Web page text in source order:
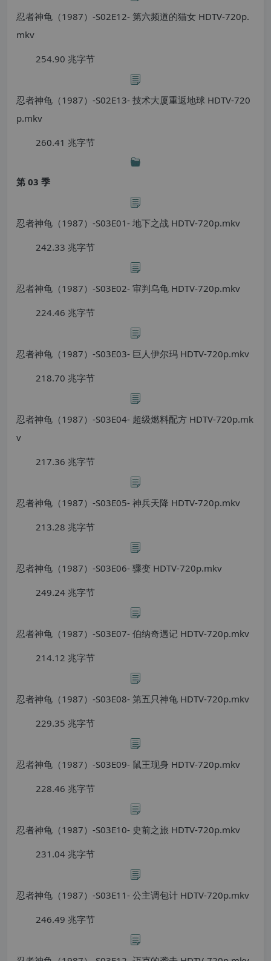
忍者神龟（1987）-S02E12- 第六频道的猫女 HDTV-720p.
mkv
254.90 兆字节
忍者神龟（1987）-S02E13- 技术大厦重返地球 HDTV-720
p.mkv
260.41 兆字节
第 03 季
忍者神龟（1987）-S03E01- 地下之战 HDTV-720p.mkv
242.33 兆字节
忍者神龟（1987）-S03E02- 审判乌龟 HDTV-720p.mkv
224.46 兆字节
忍者神龟（1987）-S03E03- 巨人伊尔玛 HDTV-720p.mkv
218.70 兆字节
忍者神龟（1987）-S03E04- 超级燃料配方 HDTV-720p.mk
v
217.36 兆字节
忍者神龟（1987）-S03E05- 神兵天降 HDTV-720p.mkv
213.28 兆字节
忍者神龟（1987）-S03E06- 骤变 HDTV-720p.mkv
249.24 兆字节
忍者神龟（1987）-S03E07- 伯纳奇遇记 HDTV-720p.mkv
214.12 兆字节
忍者神龟（1987）-S03E08- 第五只神龟 HDTV-720p.mkv
229.35 兆字节
忍者神龟（1987）-S03E09- 鼠王现身 HDTV-720p.mkv
228.46 兆字节
忍者神龟（1987）-S03E10- 史前之旅 HDTV-720p.mkv
231.04 兆字节
忍者神龟（1987）-S03E11- 公主调包计 HDTV-720p.mkv
246.49 兆字节